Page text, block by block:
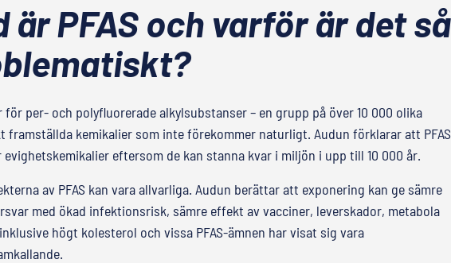
är PFAS och varför är det så
för per- och polyfluorerade alkylsubstanser – en grupp på över 10 000 olika
framställda kemikalier som inte förekommer naturligt. Audun förklarar att PFAS
evighetskemikalier eftersom de kan stanna kvar i miljön i upp till 10 000 år.
av PFAS kan vara allvarliga. Audun berättar att exponering kan ge sämre
med ökad infektionsrisk, sämre effekt av vacciner, leverskador, metabola
högt kolesterol och vissa PFAS-ämnen har visat sig vara